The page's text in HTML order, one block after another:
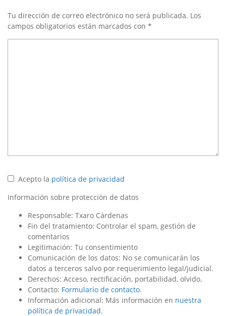
Tu dirección de correo electrónico no será publicada. Los
campos obligatorios están marcados con *
Acepto la política de privacidad
Información sobre protección de datos
Responsable: Txaro Cárdenas
Fin del tratamiento: Controlar el spam, gestión de
comentarios
Legitimación: Tu consentimiento
Comunicación de los datos: No se comunicarán los
datos a terceros salvo por requerimiento legal/judicial.
Derechos: Acceso, rectificación, portabilidad, olvido.
Contacto: Formulario de contacto.
Información adicional: Más información en nuestra
política de privacidad.